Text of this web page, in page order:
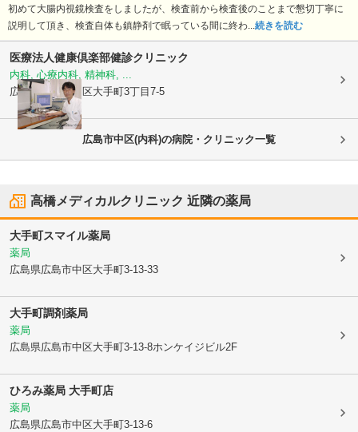
初めて大腸内視鏡検査をしましたが、検査前から検査後のことまで懇切丁寧に
説明して頂き、検査自体も鎮静剤で眠っている間に終わ...続きを読む
医療法人健康倶楽部健診クリニック
内科, 心療内科, 精神科, ...
広島県広島市中区大手町3丁目7-5
広島市中区(内科)の病院・クリニック一覧
高橋メディカルクリニック 近隣の薬局
大手町スマイル薬局
薬局
広島県広島市中区大手町3-13-33
大手町調剤薬局
薬局
広島県広島市中区大手町3-13-8ホンケイジビル2F
ひろみ薬局 大手町店
薬局
広島県広島市中区大手町3-13-6